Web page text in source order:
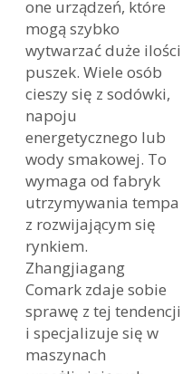
one urządzeń, które
mogą szybko
wytwarzać duże ilości
puszek. Wiele osób
cieszy się z sodówki,
napoju
energetycznego lub
wody smakowej. To
wymaga od fabryk
utrzymywania tempa
z rozwijającym się
rynkiem.
Zhangjiagang
Comark zdaje sobie
sprawę z tej tendencji
i specjalizuje się w
maszynach